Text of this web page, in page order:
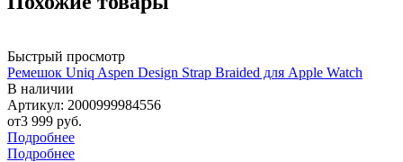
Быстрый просмотр
Ремешок Uniq Aspen Design Strap Braided для Apple Watch
В наличии
Артикул: 2000999984556
от3 999 руб.
Подробнее
Подробнее